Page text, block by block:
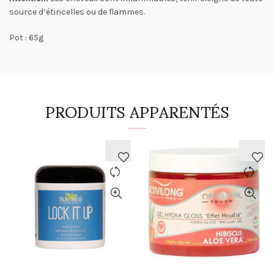
source d’étincelles ou de flammes.
Pot : 65g
PRODUITS APPARENTÉS